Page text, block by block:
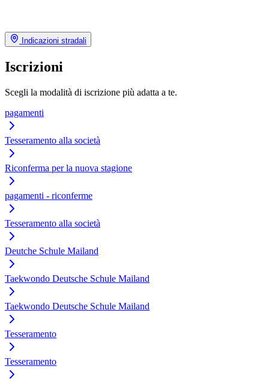
Indicazioni stradali
Iscrizioni
Scegli la modalità di iscrizione più adatta a te.
pagamenti
Tesseramento alla società
Riconferma per la nuova stagione
pagamenti - riconferme
Tesseramento alla società
Deutche Schule Mailand
Taekwondo Deutsche Schule Mailand
Taekwondo Deutsche Schule Mailand
Tesseramento
Tesseramento